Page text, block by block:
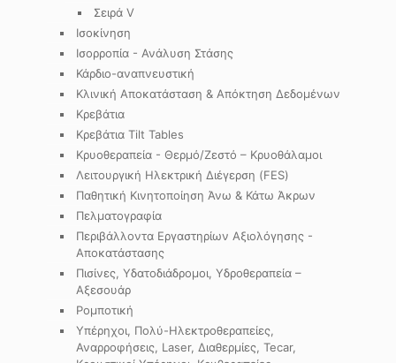
Σειρά V
Ισοκίνηση
Ισορροπία - Ανάλυση Στάσης
Κάρδιο-αναπνευστική
Κλινική Αποκατάσταση & Απόκτηση Δεδομένων
Κρεβάτια
Κρεβάτια Tilt Tables
Κρυοθεραπεία - Θερμό/Ζεστό – Κρυοθάλαμοι
Λειτουργική Ηλεκτρική Διέγερση (FES)
Παθητική Κινητοποίηση Άνω & Κάτω Άκρων
Πελματογραφία
Περιβάλλοντα Εργαστηρίων Αξιολόγησης -
Αποκατάστασης
Πισίνες, Υδατοδιάδρομοι, Υδροθεραπεία –
Αξεσουάρ
Ρομποτική
Υπέρηχοι, Πολύ-Ηλεκτροθεραπείες,
Αναρροφήσεις, Laser, Διαθερμίες, Tecar,